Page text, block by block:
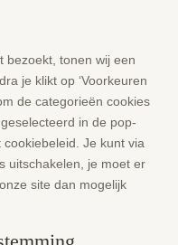
diversen
bezoekt, tonen wij een
je klikt op ‘Voorkeuren
de categorieën cookies
in de pop-
Je kunt via
uitschakelen, je moet er
site dan mogelijk